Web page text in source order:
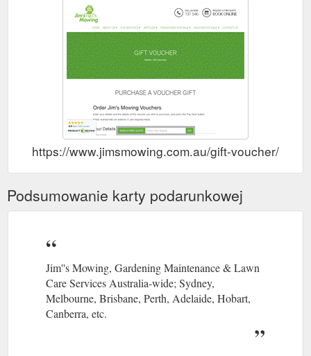
https://www.jimsmowing.com.au/gift-voucher/
Podsumowanie karty podarunkowej
Jim''s Mowing, Gardening Maintenance & Lawn
Care Services Australia-wide; Sydney,
Melbourne, Brisbane, Perth, Adelaide, Hobart,
Canberra, etc.